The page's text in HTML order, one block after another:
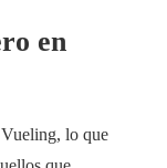
en
lo que